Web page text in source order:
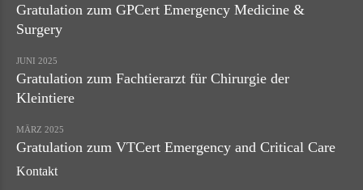
Gratulation zum GPCert Emergency Medicine &
Surgery
JUNI 2025
Gratulation zum Fachtierarzt für Chirurgie der
Kleintiere
MÄRZ 2025
Gratulation zum VTCert Emergency and Critical Care
Kontakt